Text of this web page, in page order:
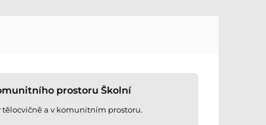
prostoru Školní
a v komunitním prostoru.